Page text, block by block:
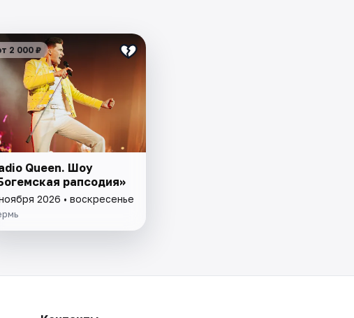
2 000 ₽
Queen. Шоу
рапсодия»
2026 • воскресенье